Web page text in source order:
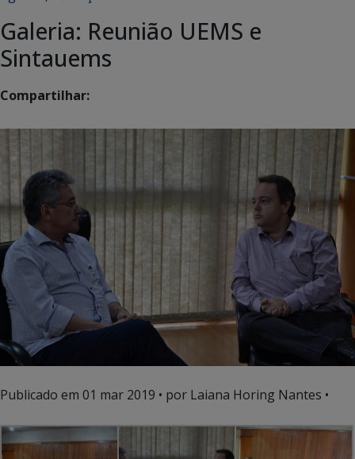
Galeria: Reunião UEMS e
Sintauems
Compartilhar:
Publicado em 01 mar 2019 • por Laiana Horing Nantes •